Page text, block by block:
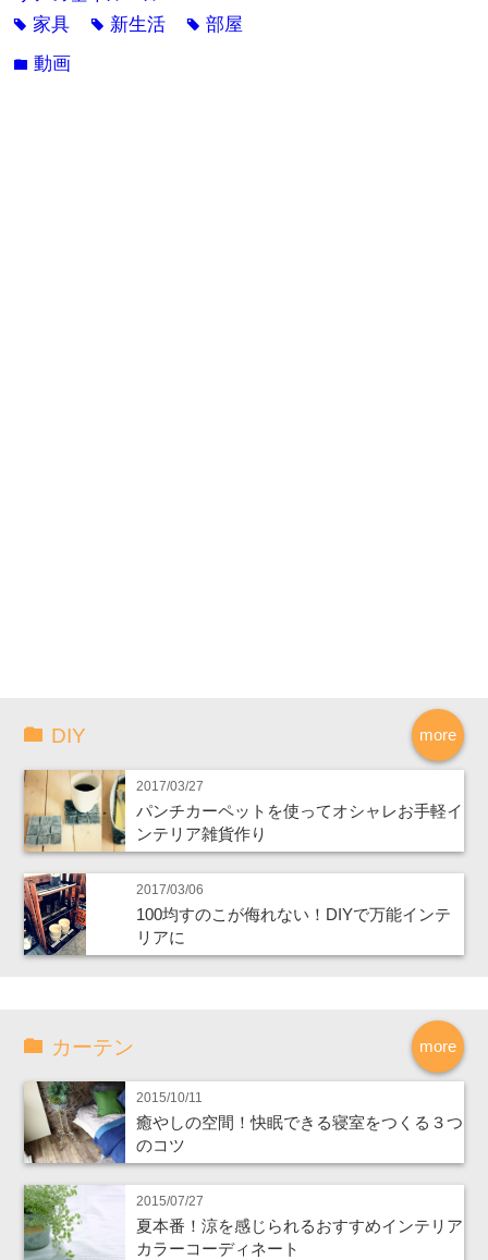
tag 家具 tag 新生活 tag部屋
folder動画
more
DIY
2017/03/27
パンチカーペットを使ってオシャレお手軽イ
ンテリア雑貨作り
2017/03/06
100均すのこが侮れない！DIYで万能インテ
リアに
more
カーテン
2015/10/11
癒やしの空間！快眠できる寝室をつくる３つ
のコツ
2015/07/27
夏本番！涼を感じられるおすすめインテリア
カラーコーディネート